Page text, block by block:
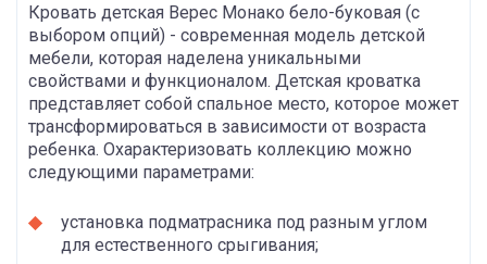
Кровать детская Верес Монако бело-буковая (с
выбором опций) - современная модель детской
мебели, которая наделена уникальными
свойствами и функционалом. Детская кроватка
представляет собой спальное место, которое может
трансформироваться в зависимости от возраста
ребенка. Охарактеризовать коллекцию можно
следующими параметрами:
установка подматрасника под разным углом
для естественного срыгивания;